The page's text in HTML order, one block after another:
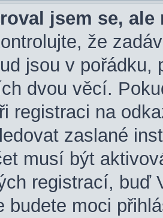
jsem se,
že
jsou v pořádku,
dvou věcí.
registraci na
zaslané
musí být
registrací, buď
budete moci